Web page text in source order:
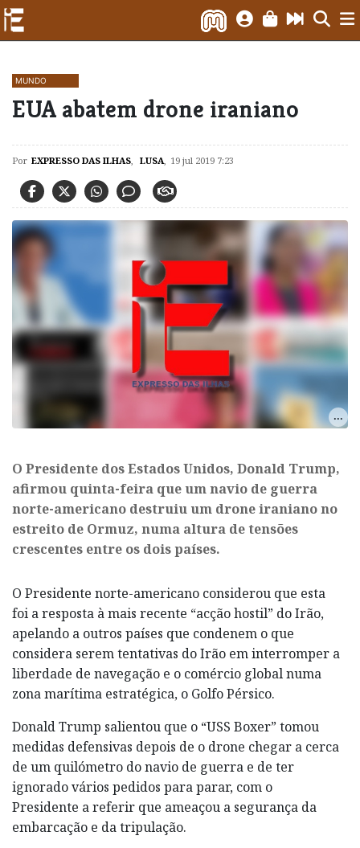
MUNDO
EUA abatem drone iraniano
Por EXPRESSO DAS ILHAS, LUSA, 19 jul 2019 7:23
​O Presidente dos Estados Unidos, Donald Trump,
afirmou quinta-feira que um navio de guerra
norte-americano destruiu um drone iraniano no
estreito de Ormuz, numa altura de tensões
crescentes entre os dois países.
O Presidente norte-americano considerou que esta
foi a resposta à mais recente “acção hostil” do Irão,
apelando a outros países que condenem o que
considera serem tentativas do Irão em interromper a
liberdade de navegação e o comércio global numa
zona marítima estratégica, o Golfo Pérsico.
Donald Trump salientou que o “USS Boxer” tomou
medidas defensivas depois de o drone chegar a cerca
de um quilómetro do navio de guerra e de ter
ignorado vários pedidos para parar, com o
Presidente a referir que ameaçou a segurança da
embarcação e da tripulação.